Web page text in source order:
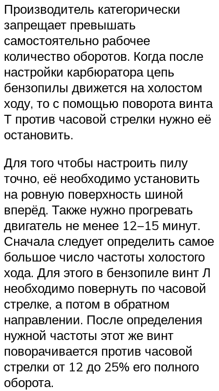
Производитель категорически
запрещает превышать
самостоятельно рабочее
количество оборотов. Когда после
настройки карбюратора цепь
бензопилы движется на холостом
ходу, то с помощью поворота винта
Т против часовой стрелки нужно её
остановить.
Для того чтобы настроить пилу
точно, её необходимо установить
на ровную поверхность шиной
вперёд. Также нужно прогревать
двигатель не менее 12−15 минут.
Сначала следует определить самое
большое число частоты холостого
хода. Для этого в бензопиле винт Л
необходимо повернуть по часовой
стрелке, а потом в обратном
направлении. После определения
нужной частоты этот же винт
поворачивается против часовой
стрелки от 12 до 25% его полного
оборота.